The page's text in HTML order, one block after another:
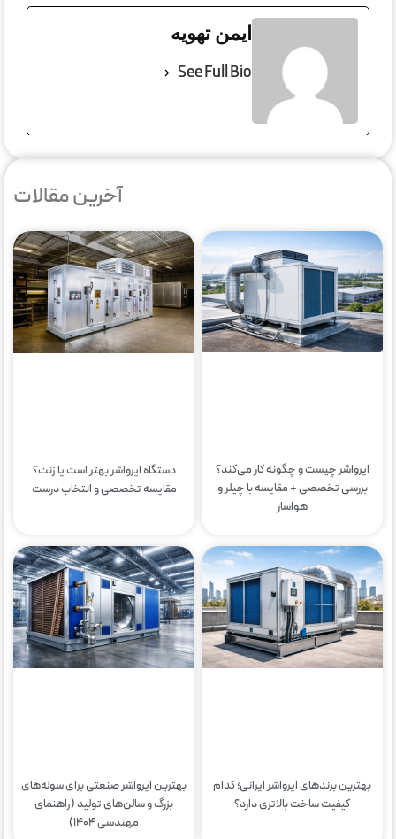
ایمن تهویه
See Full Bio
آخرین مقالات
ایرواشر چیست و چگونه کار می‌کند؟
بررسی تخصصی + مقایسه با چیلر و
هواساز
دستگاه ایرواشر بهتر است یا زنت؟
مقایسه تخصصی و انتخاب درست
بهترین برندهای ایرواشر ایرانی؛ کدام
کیفیت ساخت بالاتری دارد؟
بهترین ایرواشر صنعتی برای سوله‌های
بزرگ و سالن‌های تولید (راهنمای
مهندسی ۱۴۰۴)